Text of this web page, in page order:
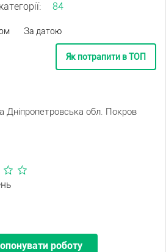
84
За датою
Як потрапити в ТОП
Дніпропетровська обл. Покров
роботу